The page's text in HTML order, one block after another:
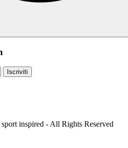
Iscriviti
inspired - All Rights Reserved